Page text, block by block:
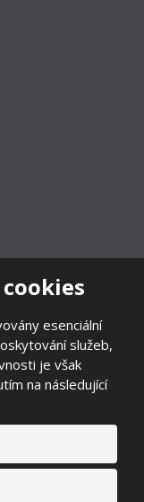
esenciální
služeb,
je však
na následující
údajů|Mapa stránek